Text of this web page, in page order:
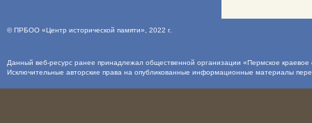
©ПРБОО «Центр исторической памяти» , 2022 г.
Данный веб-ресурс ранее принадлежал общественной организации «Пермское
Исключительные авторские права на опубликованные информационные материалы